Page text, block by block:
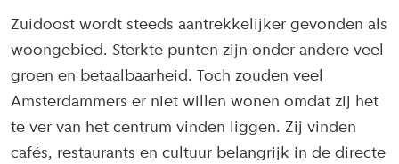
Zuidoost wordt steeds aantrekkelijker gevonden als
woongebied. Sterkte punten zijn onder andere veel
groen en betaalbaarheid. Toch zouden veel
Amsterdammers er niet willen wonen omdat zij het
te ver van het centrum vinden liggen. Zij vinden
cafés, restaurants en cultuur belangrijk in de directe